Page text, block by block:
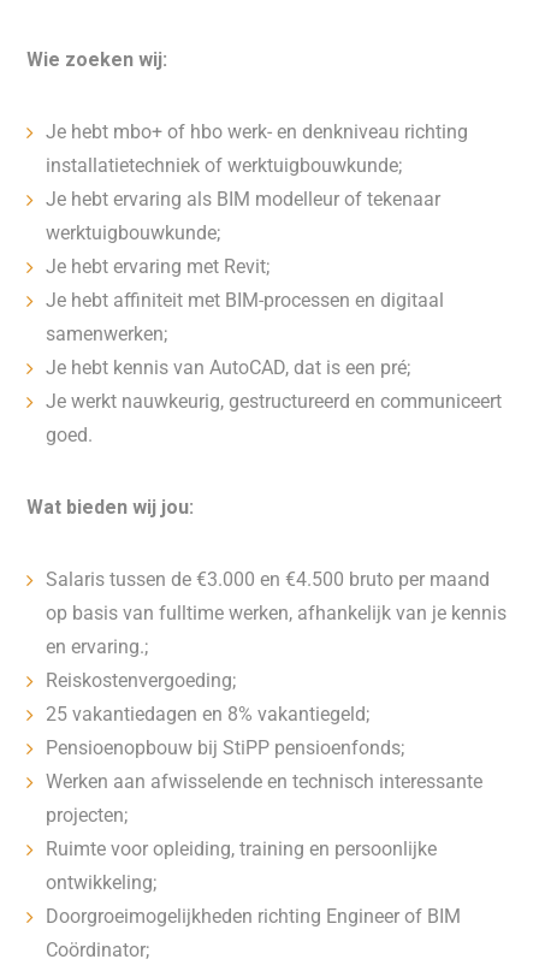
Wie zoeken wij:
Je hebt mbo+ of hbo werk- en denkniveau richting
installatietechniek of werktuigbouwkunde;
Je hebt ervaring als BIM modelleur of tekenaar
werktuigbouwkunde;
Je hebt ervaring met Revit;
Je hebt affiniteit met BIM-processen en digitaal
samenwerken;
Je hebt kennis van AutoCAD, dat is een pré;
Je werkt nauwkeurig, gestructureerd en communiceert
goed.
Wat bieden wij jou:
Salaris tussen de €3.000 en €4.500 bruto per maand
op basis van fulltime werken, afhankelijk van je kennis
en ervaring.;
Reiskostenvergoeding;
25 vakantiedagen en 8% vakantiegeld;
Pensioenopbouw bij StiPP pensioenfonds;
Werken aan afwisselende en technisch interessante
projecten;
Ruimte voor opleiding, training en persoonlijke
ontwikkeling;
Doorgroeimogelijkheden richting Engineer of BIM
Coördinator;